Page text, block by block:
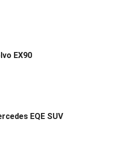
EX90
EQE SUV